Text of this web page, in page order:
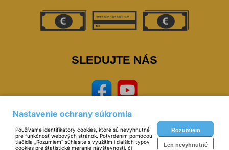
SLEDUJTE NÁS
Prevádzkovateľ: © Miloš Sipták - zeleziarstvo.sk 2023, zeleziarstvo, eshop,
Nastavenie ochrany súkromia
Používame identifikátory cookies, ktoré sú nevyhnutné
pre funkčnosť webových stránok. Potvrdením pomocou
tlačidla „Rozumiem“ súhlasíte s využitím i ďalších typov
cookies pre štatistické meranie návštevnosti, či
Rozumiem
Len nevyhnutné